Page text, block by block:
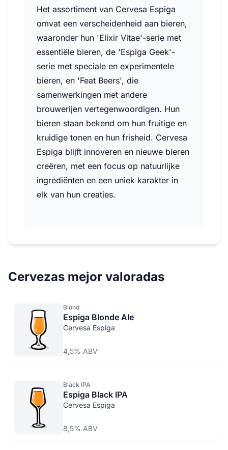
Het assortiment van Cervesa Espiga
omvat een verscheidenheid aan bieren,
waaronder hun 'Elixir Vitae'-serie met
essentiële bieren, de 'Espiga Geek'-
serie met speciale en experimentele
bieren, en 'Feat Beers', die
samenwerkingen met andere
brouwerijen vertegenwoordigen. Hun
bieren staan bekend om hun fruitige en
kruidige tonen en hun frisheid. Cervesa
Espiga blijft innoveren en nieuwe bieren
creëren, met een focus op natuurlijke
ingrediënten en een uniek karakter in
elk van hun creaties.
Cervezas mejor valoradas
Blond
Espiga Blonde Ale
Cervesa Espiga
4,5% ABV
Black IPA
Espiga Black IPA
Cervesa Espiga
8,5% ABV